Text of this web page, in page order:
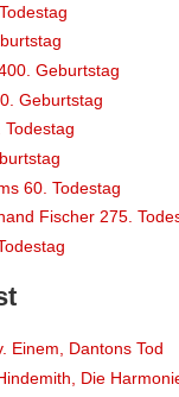
Geburtstag
Geburtstag
60. Todestag
Fischer 275.
Einem, Dantons Tod
Die